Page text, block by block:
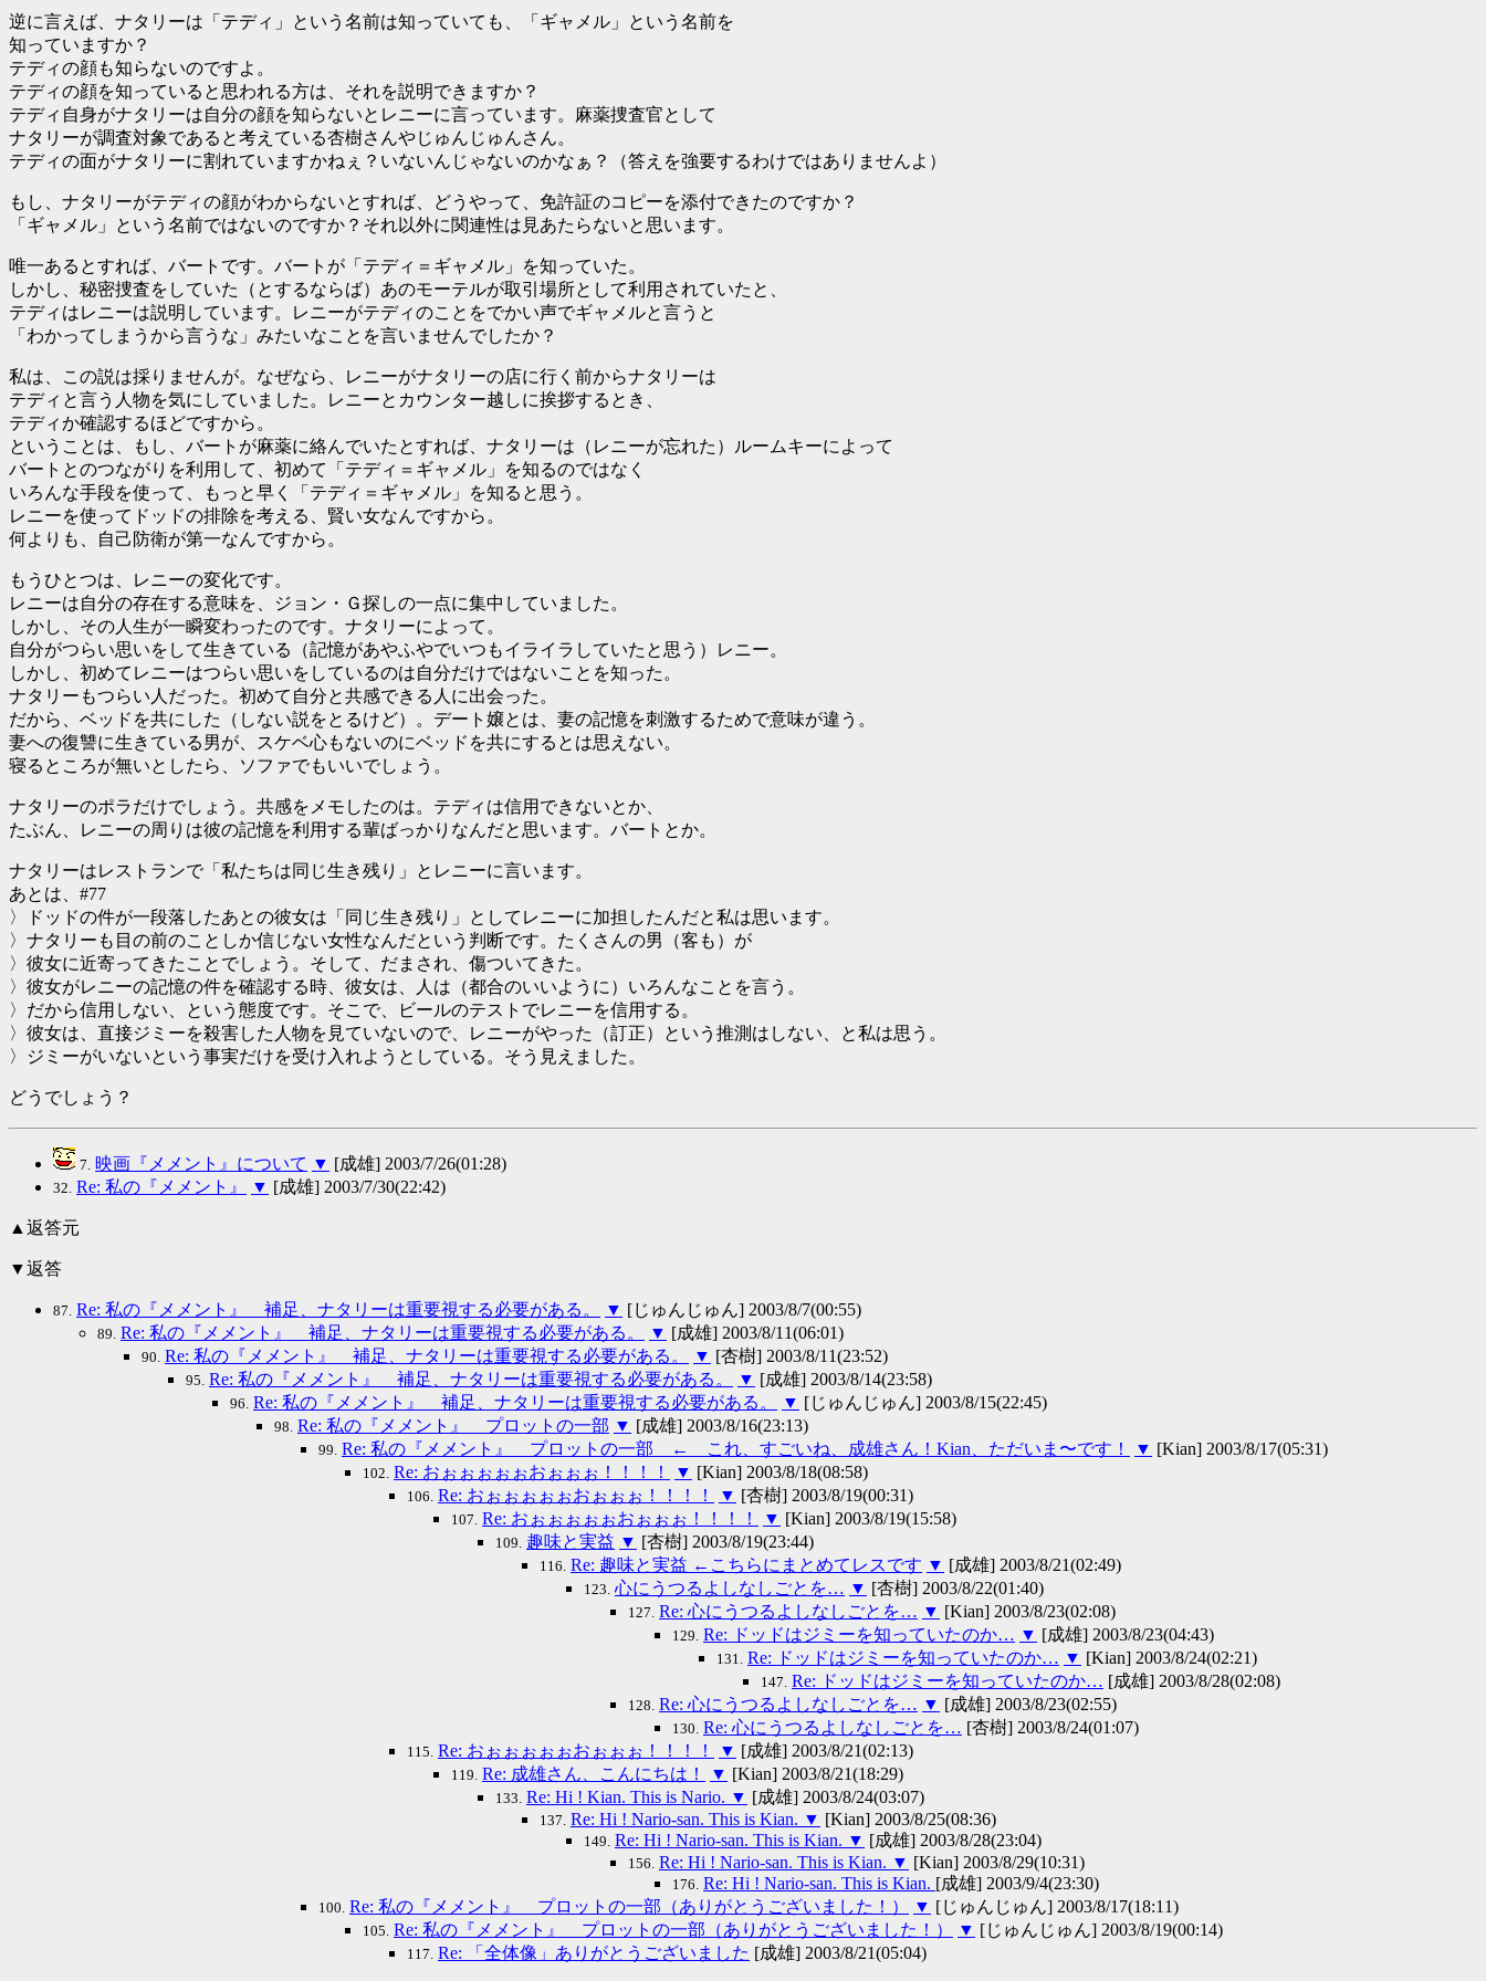
逆に言えば、ナタリーは「テディ」という名前は知っていても、「ギャメル」という名前を
知っていますか？
テディの顔も知らないのですよ。
テディの顔を知っていると思われる方は、それを説明できますか？
テディ自身がナタリーは自分の顔を知らないとレニーに言っています。麻薬捜査官として
ナタリーが調査対象であると考えている杏樹さんやじゅんじゅんさん。
テディの面がナタリーに割れていますかねぇ？いないんじゃないのかなぁ？（答えを強要するわけではありませんよ）
もし、ナタリーがテディの顔がわからないとすれば、どうやって、免許証のコピーを添付できたのですか？
「ギャメル」という名前ではないのですか？それ以外に関連性は見あたらないと思います。
唯一あるとすれば、バートです。バートが「テディ＝ギャメル」を知っていた。
しかし、秘密捜査をしていた（とするならば）あのモーテルが取引場所として利用されていたと、
テディはレニーは説明しています。レニーがテディのことをでかい声でギャメルと言うと
「わかってしまうから言うな」みたいなことを言いませんでしたか？
私は、この説は採りませんが。なぜなら、レニーがナタリーの店に行く前からナタリーは
テディと言う人物を気にしていました。レニーとカウンター越しに挨拶するとき、
テディか確認するほどですから。
ということは、もし、バートが麻薬に絡んでいたとすれば、ナタリーは（レニーが忘れた）ルームキーによって
バートとのつながりを利用して、初めて「テディ＝ギャメル」を知るのではなく
いろんな手段を使って、もっと早く「テディ＝ギャメル」を知ると思う。
レニーを使ってドッドの排除を考える、賢い女なんですから。
何よりも、自己防衛が第一なんですから。
もうひとつは、レニーの変化です。
レニーは自分の存在する意味を、ジョン・Ｇ探しの一点に集中していました。
しかし、その人生が一瞬変わったのです。ナタリーによって。
自分がつらい思いをして生きている（記憶があやふやでいつもイライラしていたと思う）レニー。
しかし、初めてレニーはつらい思いをしているのは自分だけではないことを知った。
ナタリーもつらい人だった。初めて自分と共感できる人に出会った。
だから、ベッドを共にした（しない説をとるけど）。デート嬢とは、妻の記憶を刺激するためで意味が違う。
妻への復讐に生きている男が、スケベ心もないのにベッドを共にするとは思えない。
寝るところが無いとしたら、ソファでもいいでしょう。
ナタリーのポラだけでしょう。共感をメモしたのは。テディは信用できないとか、
たぶん、レニーの周りは彼の記憶を利用する輩ばっかりなんだと思います。バートとか。
ナタリーはレストランで「私たちは同じ生き残り」とレニーに言います。
あとは、#77
〉ドッドの件が一段落したあとの彼女は「同じ生き残り」としてレニーに加担したんだと私は思います。
〉ナタリーも目の前のことしか信じない女性なんだという判断です。たくさんの男（客も）が
〉彼女に近寄ってきたことでしょう。そして、だまされ、傷ついてきた。
〉彼女がレニーの記憶の件を確認する時、彼女は、人は（都合のいいように）いろんなことを言う。
〉だから信用しない、という態度です。そこで、ビールのテストでレニーを信用する。
〉彼女は、直接ジミーを殺害した人物を見ていないので、レニーがやった（訂正）という推測はしない、と私は思う。
〉ジミーがいないという事実だけを受け入れようとしている。そう見えました。
どうでしょう？
7. 映画『メメント』について ▼ [成雄] 2003/7/26(01:28)
32. Re: 私の『メメント』 ▼ [成雄] 2003/7/30(22:42)
▲返答元
▼返答
87. Re: 私の『メメント』 補足、ナタリーは重要視する必要がある。 ▼ [じゅんじゅん] 2003/8/7(00:55)
89. Re: 私の『メメント』 補足、ナタリーは重要視する必要がある。 ▼ [成雄] 2003/8/11(06:01)
90. Re: 私の『メメント』 補足、ナタリーは重要視する必要がある。 ▼ [杏樹] 2003/8/11(23:52)
95. Re: 私の『メメント』 補足、ナタリーは重要視する必要がある。 ▼ [成雄] 2003/8/14(23:58)
96. Re: 私の『メメント』 補足、ナタリーは重要視する必要がある。 ▼ [じゅんじゅん] 2003/8/15(22:45)
98. Re: 私の『メメント』 プロットの一部 ▼ [成雄] 2003/8/16(23:13)
99. Re: 私の『メメント』 プロットの一部 ← これ、すごいね、成雄さん！Kian、ただいま〜です！ ▼ [Kian] 2003/8/17(05:31)
102. Re: おぉぉぉぉぉおぉぉぉ！！！！ ▼ [Kian] 2003/8/18(08:58)
106. Re: おぉぉぉぉぉおぉぉぉ！！！！ ▼ [杏樹] 2003/8/19(00:31)
107. Re: おぉぉぉぉぉおぉぉぉ！！！！ ▼ [Kian] 2003/8/19(15:58)
109. 趣味と実益 ▼ [杏樹] 2003/8/19(23:44)
116. Re: 趣味と実益 ←こちらにまとめてレスです ▼ [成雄] 2003/8/21(02:49)
123. 心にうつるよしなしごとを… ▼ [杏樹] 2003/8/22(01:40)
127. Re: 心にうつるよしなしごとを… ▼ [Kian] 2003/8/23(02:08)
129. Re: ドッドはジミーを知っていたのか… ▼ [成雄] 2003/8/23(04:43)
131. Re: ドッドはジミーを知っていたのか… ▼ [Kian] 2003/8/24(02:21)
147. Re: ドッドはジミーを知っていたのか… [成雄] 2003/8/28(02:08)
128. Re: 心にうつるよしなしごとを… ▼ [成雄] 2003/8/23(02:55)
130. Re: 心にうつるよしなしごとを… [杏樹] 2003/8/24(01:07)
115. Re: おぉぉぉぉぉおぉぉぉ！！！！ ▼ [成雄] 2003/8/21(02:13)
119. Re: 成雄さん、こんにちは！ ▼ [Kian] 2003/8/21(18:29)
133. Re: Hi ! Kian. This is Nario. ▼ [成雄] 2003/8/24(03:07)
137. Re: Hi ! Nario-san. This is Kian. ▼ [Kian] 2003/8/25(08:36)
149. Re: Hi ! Nario-san. This is Kian. ▼ [成雄] 2003/8/28(23:04)
156. Re: Hi ! Nario-san. This is Kian. ▼ [Kian] 2003/8/29(10:31)
176. Re: Hi ! Nario-san. This is Kian. [成雄] 2003/9/4(23:30)
100. Re: 私の『メメント』 プロットの一部（ありがとうございました！） ▼ [じゅんじゅん] 2003/8/17(18:11)
105. Re: 私の『メメント』 プロットの一部（ありがとうございました！） ▼ [じゅんじゅん] 2003/8/19(00:14)
117. Re: 「全体像」ありがとうございました [成雄] 2003/8/21(05:04)